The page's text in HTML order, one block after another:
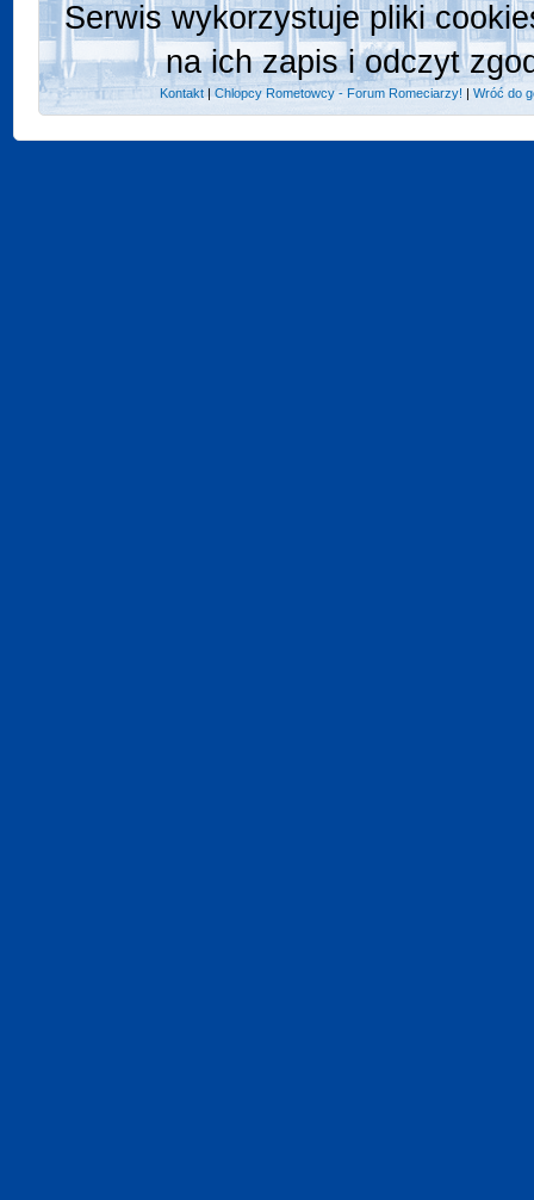
Serwis wykorzystuje pliki
na ich zapis i odczyt
Kontakt |Chlopcy Rometowcy - Forum Romeciarzy! |Wróć do